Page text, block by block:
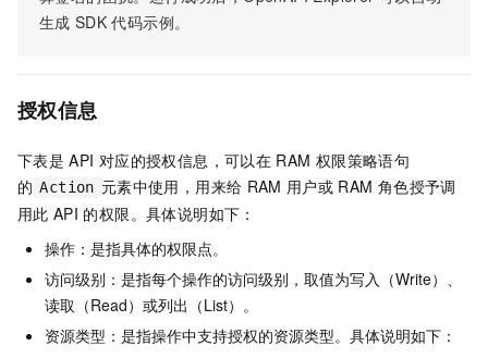
生成 SDK 代码示例。
授权信息
下表是 API 对应的授权信息，可以在 RAM 权限策略语句
的 Action 元素中使用，用来给 RAM 用户或 RAM 角色授予调
用此 API 的权限。具体说明如下：
操作：是指具体的权限点。
访问级别：是指每个操作的访问级别，取值为写入（Write）、
读取（Read）或列出（List）。
资源类型：是指操作中支持授权的资源类型。具体说明如下：